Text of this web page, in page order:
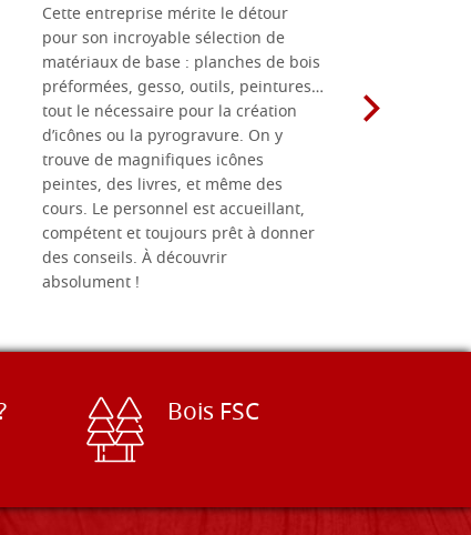
Cette entreprise mérite le détour
pour son incroyable sélection de
matériaux de base : planches de bois
préformées, gesso, outils, peintures…
tout le nécessaire pour la création
d’icônes ou la pyrogravure. On y
trouve de magnifiques icônes
peintes, des livres, et même des
cours. Le personnel est accueillant,
compétent et toujours prêt à donner
des conseils. À découvrir
absolument !
Bois FSC